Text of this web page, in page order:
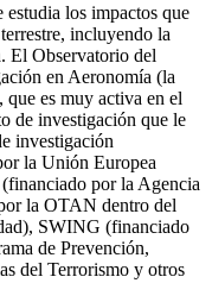
los impactos que
incluyendo la
El Observatorio del
en Aeronomía (la
es muy activa en el
de investigación que le
investigación
la Unión Europea
por la Agencia
la OTAN dentro del
SWING (financiado
de Prevención,
del Terrorismo y otros